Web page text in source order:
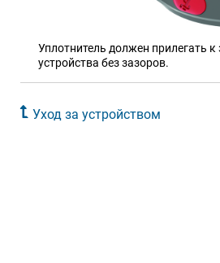
Уплотнитель должен прилегать к
устройства без зазоров.
Уход за устройством